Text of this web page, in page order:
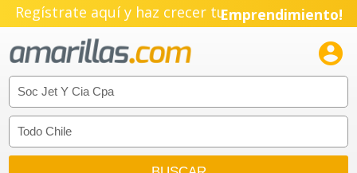
Regístrate aquí y haz crecer tuEmprendimiento!
